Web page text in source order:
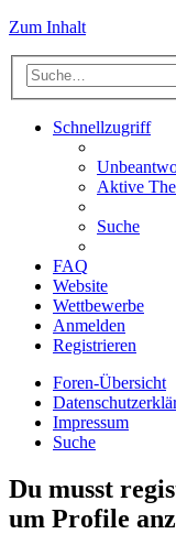
Zum Inhalt
Schnellzugriff
Aktive
Suche
FAQ
Website
Wettbewerbe
Anmelden
Registrieren
Foren-Übersicht
Impressum
Suche
Du musst
um Profile